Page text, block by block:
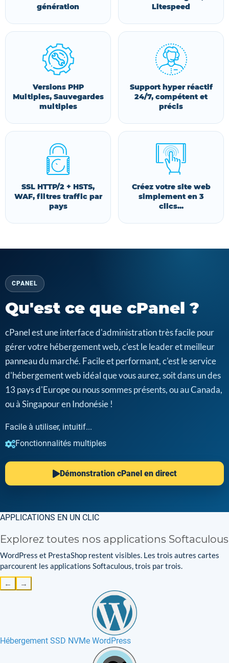
génération
Litespeed
Versions PHP
Multiples, Sauvegardes
multiples
Support hyper réactif
24/7, compétent et
précis
SSL HTTP/2 + HSTS,
WAF, filtres traffic par
pays
Créez votre site web
simplement en 3
clics...
CPANEL
Qu'est ce que cPanel ?
cPanel est une interface d'administration très facile pour
gérer votre hébergement web, c'est le leader et meilleur
panneau du marché. Facile et performant, c'est le service
d'hébergement web idéal que vous aurez, soit dans un des
13 pays d'Europe ou nous sommes présents, ou au Canada,
ou à Singapour en Indonésie !
Facile à utiliser, intuitif...
Fonctionnalités multiples
Démonstration cPanel en direct
APPLICATIONS EN UN CLIC
Explorez toutes nos applications Softaculous
WordPress et PrestaShop restent visibles. Les trois autres cartes
parcourent les applications Softaculous, trois par trois.
← →
Hébergement SSD NVMe WordPress